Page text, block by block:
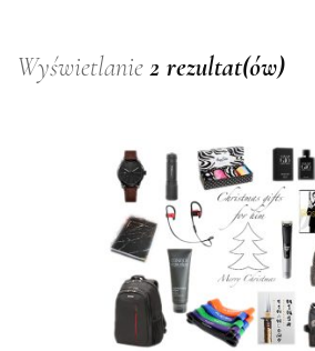
Wyświetlanie 2 rezultat(ów)